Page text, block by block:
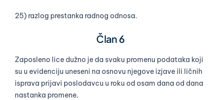
25) razlog prestanka radnog odnosa.
Član 6
Zaposleno lice dužno je da svaku promenu podataka koji
su u evidenciju uneseni na osnovu njegove izjave ili ličnih
isprava prijavi poslodavcu u roku od osam dana od dana
nastanka promene.